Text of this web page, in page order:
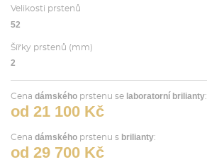
Velikosti prstenů
52
Šířky prstenů (mm)
2
Cena dámského prstenu se laboratorní brilianty:
od 21 100 Kč
Cena dámského prstenu s brilianty:
od 29 700 Kč